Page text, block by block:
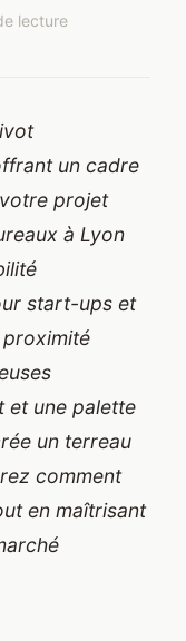
lecture
un cadre
projet
à Lyon
start-ups et
et une palette
un terreau
comment
en maîtrisant